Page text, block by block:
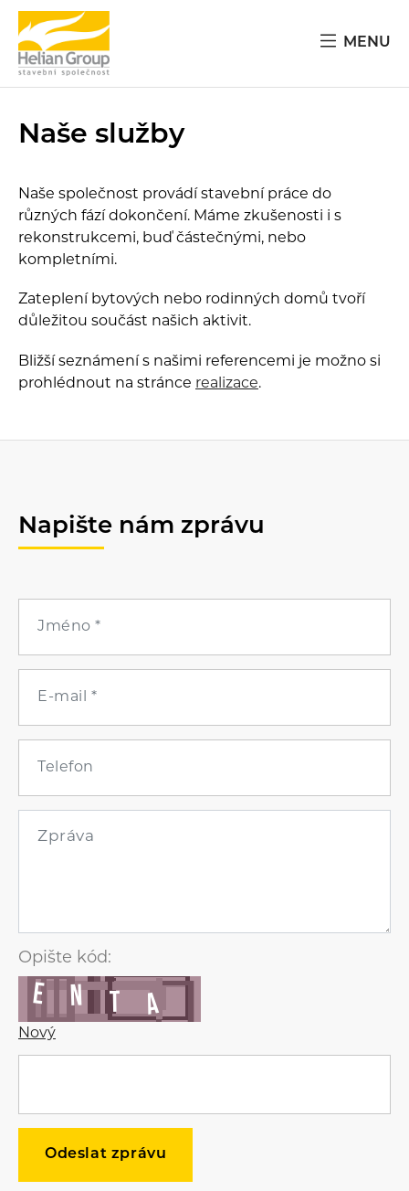
MENU
Naše služby
Naše společnost provádí stavební práce do
různých fází dokončení. Máme zkušenosti i s
rekonstrukcemi, buď částečnými, nebo
kompletními.
Zateplení bytových nebo rodinných domů tvoří
důležitou součást našich aktivit.
Bližší seznámení s našimi referencemi je možno si
prohlédnout na stránce realizace.
Napište nám zprávu
Opište kód:
Nový